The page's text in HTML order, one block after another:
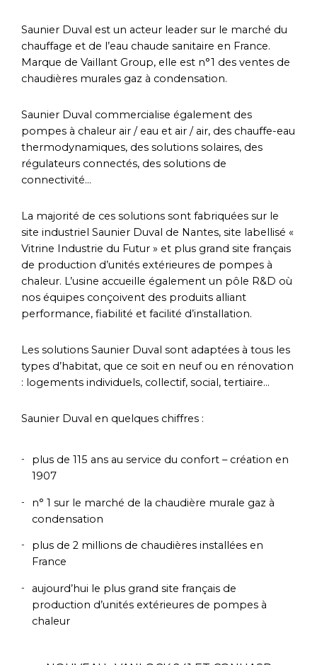
Saunier Duval est un acteur leader sur le marché du
chauffage et de l’eau chaude sanitaire en France.
Marque de Vaillant Group, elle est n°1 des ventes de
chaudières murales gaz à condensation.
Saunier Duval commercialise également des
pompes à chaleur air / eau et air / air, des chauffe-eau
thermodynamiques, des solutions solaires, des
régulateurs connectés, des solutions de
connectivité…
La majorité de ces solutions sont fabriquées sur le
site industriel Saunier Duval de Nantes, site labellisé «
Vitrine Industrie du Futur » et plus grand site français
de production d’unités extérieures de pompes à
chaleur. L’usine accueille également un pôle R&D où
nos équipes conçoivent des produits alliant
performance, fiabilité et facilité d’installation.
Les solutions Saunier Duval sont adaptées à tous les
types d’habitat, que ce soit en neuf ou en rénovation
: logements individuels, collectif, social, tertiaire…
Saunier Duval en quelques chiffres :
plus de 115 ans au service du confort – création en
1907
n° 1 sur le marché de la chaudière murale gaz à
condensation
plus de 2 millions de chaudières installées en
France
aujourd’hui le plus grand site français de
production d’unités extérieures de pompes à
chaleur